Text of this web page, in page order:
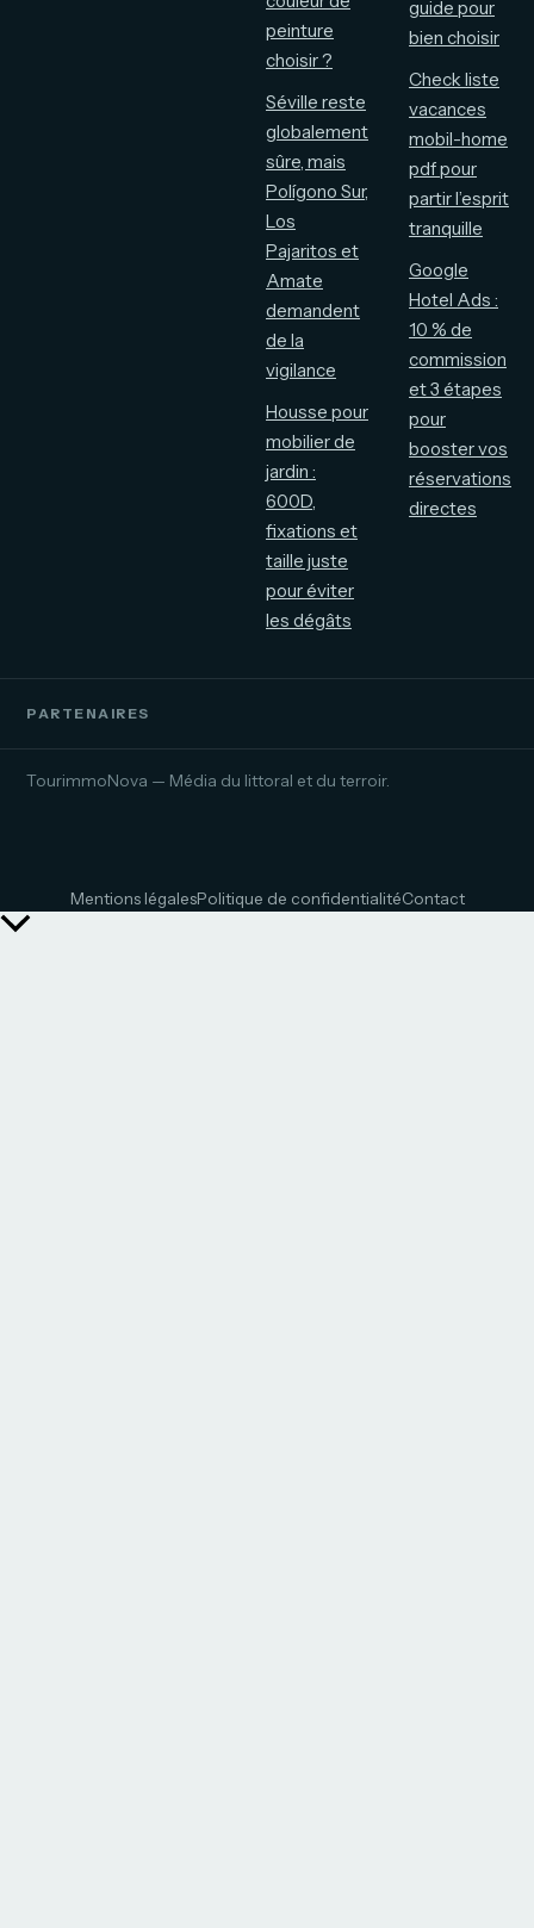
peinture
choisir ?
Séville reste
globalement
sûre, mais
Polígono Sur,
Los
Pajaritos et
Amate
demandent
de la
vigilance
Housse pour
mobilier de
jardin :
600D,
fixations et
taille juste
pour éviter
les dégâts
guide pour
bien choisir
Check liste
vacances
mobil-home
pdf pour
partir l’esprit
tranquille
Google
Hotel Ads :
10 % de
commission
et 3 étapes
pour
booster vos
réservations
directes
PARTENAIRES
TourimmoNova — Média du littoral et du terroir.
Mentions légalesPolitique de confidentialitéContact